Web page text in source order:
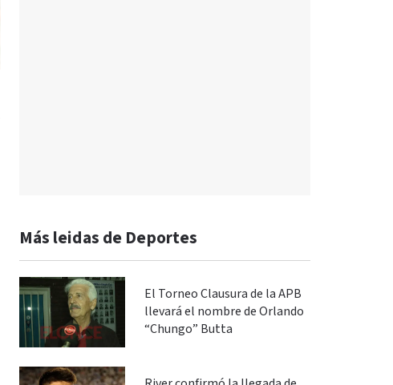
Más leidas de Deportes
El Torneo Clausura de la APB
llevará el nombre de Orlando
“Chungo” Butta